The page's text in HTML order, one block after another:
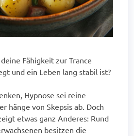
Fähigkeit zur Trance
und ein Leben lang stabil ist?
Hypnose sei reine
hänge von Skepsis ab. Doch
etwas ganz Anderes: Rund
besitzen die